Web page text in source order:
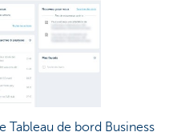
Tableau de bord Business